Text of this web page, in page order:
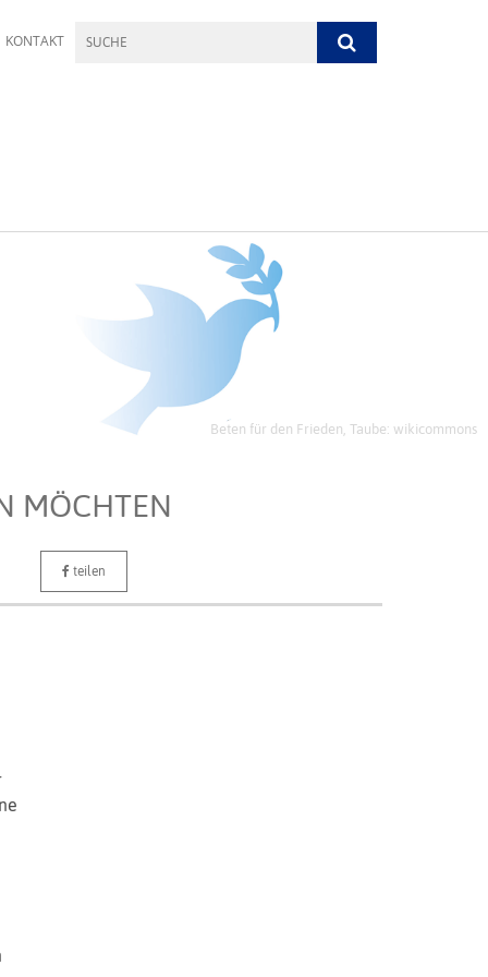
KONTAKT
Beten für den Frieden, Taube: wikicommons
MÖCHTEN
teilen